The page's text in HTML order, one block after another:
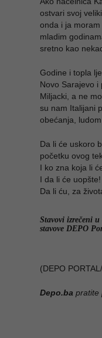
ostvari svoj
onda i ja
mladim
sretno kao
Godine i topla
Novo Sarajevo i
Miljacki, a ne
su nam Italijani
obećanja,
Da li će uskoro
početku ovog
I ko zna koja li
I da li će uopšte!
Da li ću, za
Stavovi izrečeni
stavove DEPO
(DEPO
Depo.ba pratite